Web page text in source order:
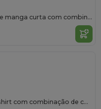
SAMURAI Polo de manga curta com combinação de cores
EXPEDITION T-shirt com combinação de cores